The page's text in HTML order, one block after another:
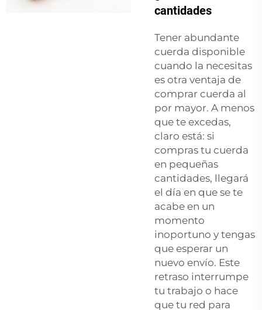
cantidades
Tener abundante
cuerda disponible
cuando la necesitas
es otra ventaja de
comprar cuerda al
por mayor. A menos
que te excedas,
claro está: si
compras tu cuerda
en pequeñas
cantidades, llegará
el día en que se te
acabe en un
momento
inoportuno y tengas
que esperar un
nuevo envío. Este
retraso interrumpe
tu trabajo o hace
que tu red para